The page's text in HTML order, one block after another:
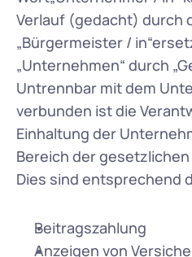
Verlauf (gedacht) durch
„Bürgermeister /
„Unternehmen“ durch
Untrennbar mit dem
verbunden ist die
Einhaltung der
Bereich der
Dies sind entsprechend
Beitragszahlung
Anzeigen von